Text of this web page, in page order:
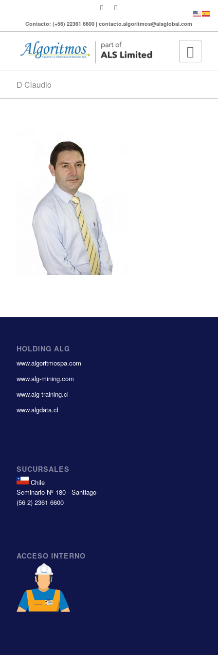
Contacto: (+56) 22361 6600 | contacto.algoritmos@alsglobal.com
D Claudio
HOLDING ALG
www.algoritmospa.com
www.alg-mining.com
www.alg-training.cl
www.algdata.cl
SUCURSALES
Chile
Seminario Nº 180 - Santiago
(56 2) 2361 6600
ACCESO INTERNO